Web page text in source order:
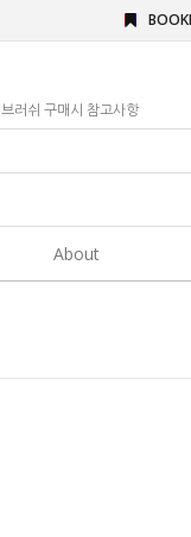
문의사항이 있을 때
브러쉬 구매시 참고사항
About